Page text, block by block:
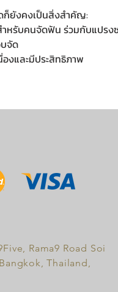
ก็ยังคงเป็นสิ่งสำคัญ:
หรับคนจัดฟัน ร่วมกับแปร
จัด
งและมีประสิทธิภาพ
Rama9 Road Soi
Thailand,